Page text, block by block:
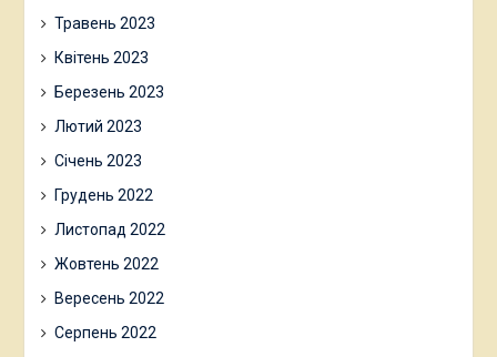
Травень 2023
Квітень 2023
Березень 2023
Лютий 2023
Січень 2023
Грудень 2022
Листопад 2022
Жовтень 2022
Вересень 2022
Серпень 2022